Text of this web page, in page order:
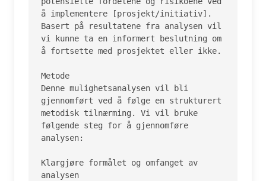
å implementere [prosjekt/initiativ].
Basert på resultatene fra analysen vil
vi kunne ta en informert beslutning om
å fortsette med prosjektet eller ikke.
Metode
Denne mulighetsanalysen vil bli
gjennomført ved å følge en strukturert
metodisk tilnærming. Vi vil bruke
følgende steg for å gjennomføre
analysen:
Klargjøre formålet og omfanget av
analysen